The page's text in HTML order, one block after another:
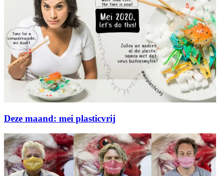
Deze maand: mei plasticvrij